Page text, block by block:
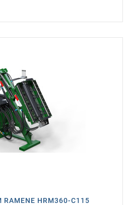
RAMENE HRM360-C115